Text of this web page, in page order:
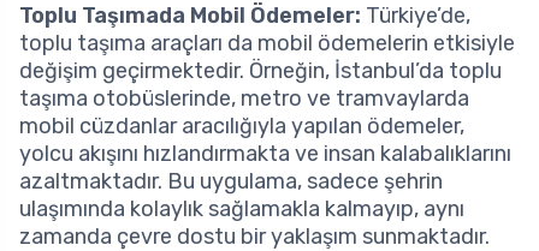
Toplu Taşımada Mobil Ödemeler: Türkiye’de,
toplu taşıma araçları da mobil ödemelerin etkisiyle
değişim geçirmektedir. Örneğin, İstanbul’da toplu
taşıma otobüslerinde, metro ve tramvaylarda
mobil cüzdanlar aracılığıyla yapılan ödemeler,
yolcu akışını hızlandırmakta ve insan kalabalıklarını
azaltmaktadır. Bu uygulama, sadece şehrin
ulaşımında kolaylık sağlamakla kalmayıp, aynı
zamanda çevre dostu bir yaklaşım sunmaktadır.